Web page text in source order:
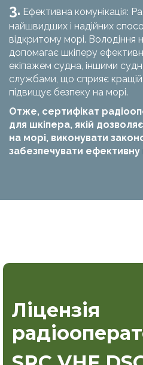
3. Ефективна комунікація:
найшвидших і надійних
відкритому морі. Володіння
допомагає шкіперу
екіпажем судна, іншими
службами, що сприяє кращій
підвищує безпеку на морі.
Отже, сертифікат
для шкіпера, якій
на морі, виконувати
забезпечувати ефективну
Ліцензія